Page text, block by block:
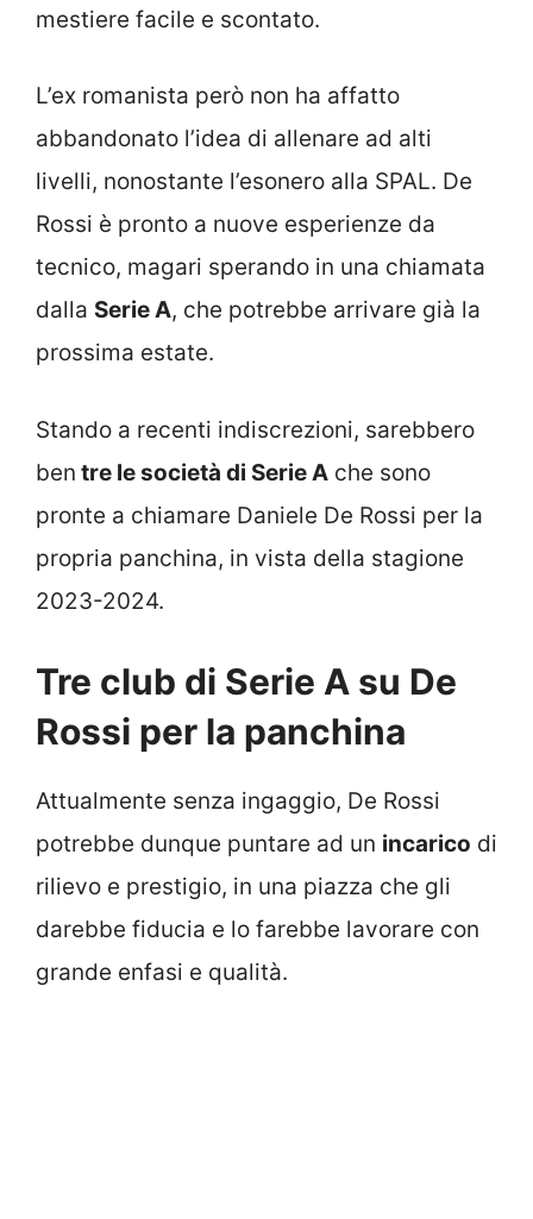
mestiere facile e scontato.
L’ex romanista però non ha affatto
abbandonato l’idea di allenare ad alti
livelli, nonostante l’esonero alla SPAL. De
Rossi è pronto a nuove esperienze da
tecnico, magari sperando in una chiamata
dalla Serie A, che potrebbe arrivare già la
prossima estate.
Stando a recenti indiscrezioni, sarebbero
ben tre le società di Serie A che sono
pronte a chiamare Daniele De Rossi per la
propria panchina, in vista della stagione
2023-2024.
Tre club di Serie A su De
Rossi per la panchina
Attualmente senza ingaggio, De Rossi
potrebbe dunque puntare ad un incarico di
rilievo e prestigio, in una piazza che gli
darebbe fiducia e lo farebbe lavorare con
grande enfasi e qualità.